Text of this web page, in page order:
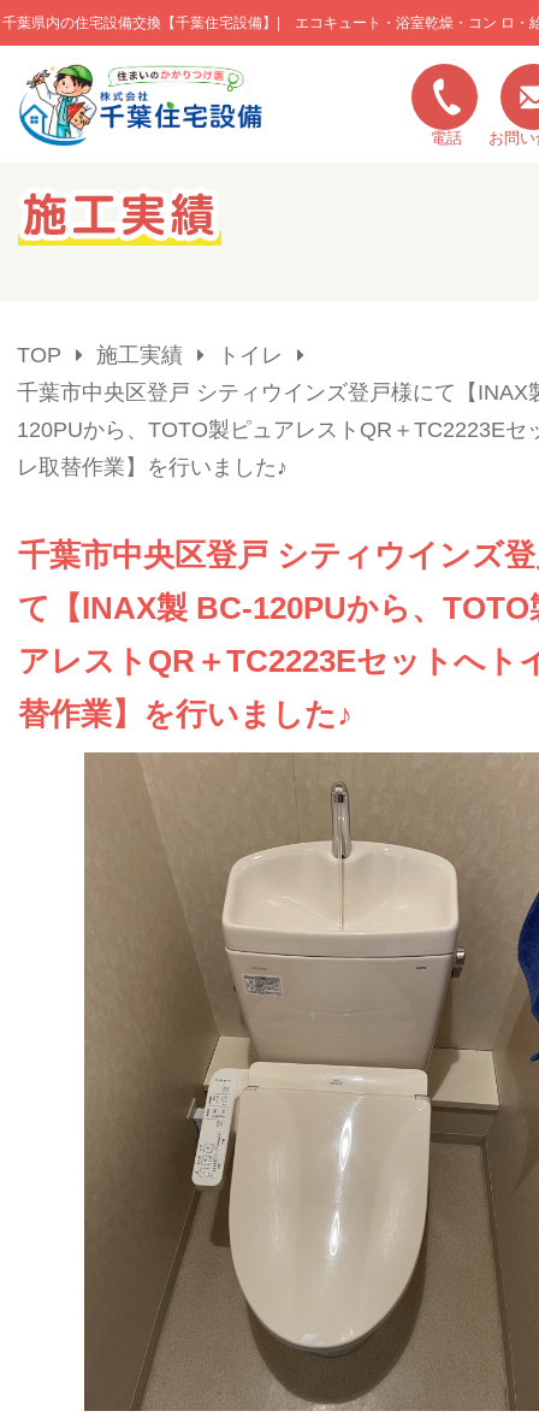
千葉県内の住宅設備交換【千葉住宅設備】| エコキュート・浴室乾燥・コン ロ・
このページの本文へ移動
電話 お問
キャンペーン一覧
弊社の特色
お問い合わせ
TOP 施工実績
トイレ
千葉市中央区登戸 シティウインズ登戸様にて【INAX
120PUから、TOTO製ピュアレストQR＋TC2223Eセ
レ取替作業】を行いました♪
千葉市中央区登戸 シティウインズ
て【INAX製 BC-120PUから、
アレストQR＋TC2223Eセットへト
替作業】を行いました♪